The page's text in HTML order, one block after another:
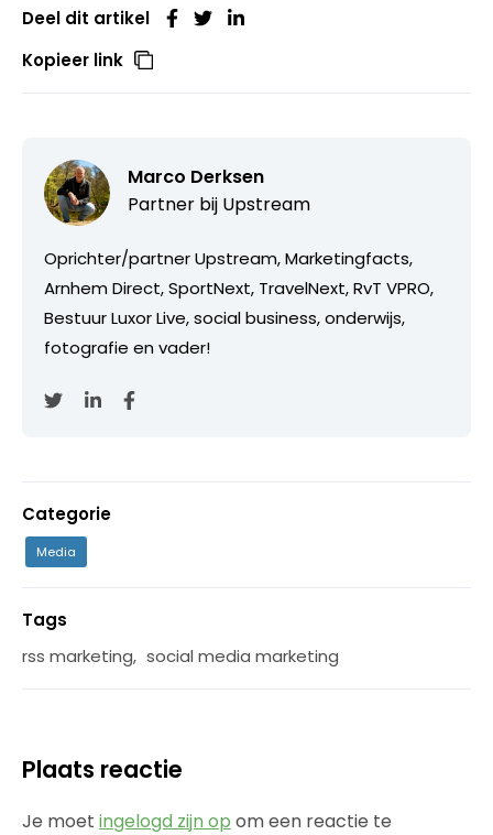
Deel dit artikel
Kopieer link
Marco Derksen
Partner bij Upstream
Oprichter/partner Upstream, Marketingfacts,
Arnhem Direct, SportNext, TravelNext, RvT VPRO,
Bestuur Luxor Live, social business, onderwijs,
fotografie en vader!
Categorie
Media
Tags
rss marketing, social media marketing
Plaats reactie
Je moet ingelogd zijn op om een reactie te